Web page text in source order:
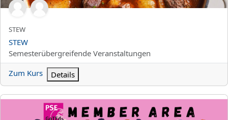
Kurzer Kursname
STEW
Kursname
STEW
Kursbereich
Semesterübergreifende Veranstaltungen
Zum Kurs
Details
GoTED+ Member area - news and exchange